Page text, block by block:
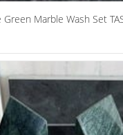
Green Marble Wash Set